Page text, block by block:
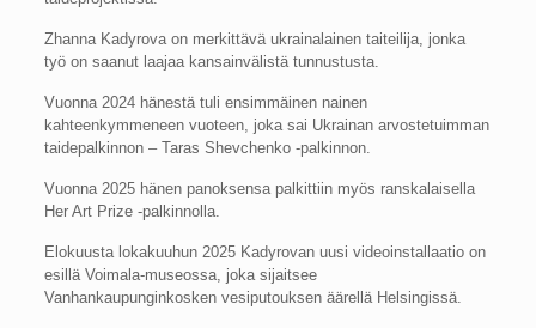
Zhanna Kadyrova on merkittävä ukrainalainen taiteilija, jonka
työ on saanut laajaa kansainvälistä tunnustusta.
Vuonna 2024 hänestä tuli ensimmäinen nainen
kahteenkymmeneen vuoteen, joka sai Ukrainan arvostetuimman
taidepalkinnon – Taras Shevchenko -palkinnon.
Vuonna 2025 hänen panoksensa palkittiin myös ranskalaisella
Her Art Prize -palkinnolla.
Elokuusta lokakuuhun 2025 Kadyrovan uusi videoinstallaatio on
esillä Voimala-museossa, joka sijaitsee
Vanhankaupunginkosken vesiputouksen äärellä Helsingissä.